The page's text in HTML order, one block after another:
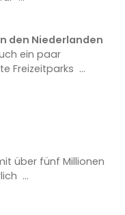
den Niederlanden
ein paar
Freizeitparks ...
über fünf Millionen
...